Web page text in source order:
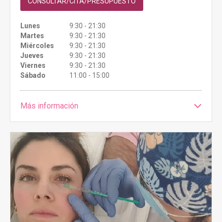
Lunes
9:30 - 21:30
Martes
9:30 - 21:30
Miércoles
9:30 - 21:30
Jueves
9:30 - 21:30
Viernes
9:30 - 21:30
Sábado
11:00 - 15:00
Más información